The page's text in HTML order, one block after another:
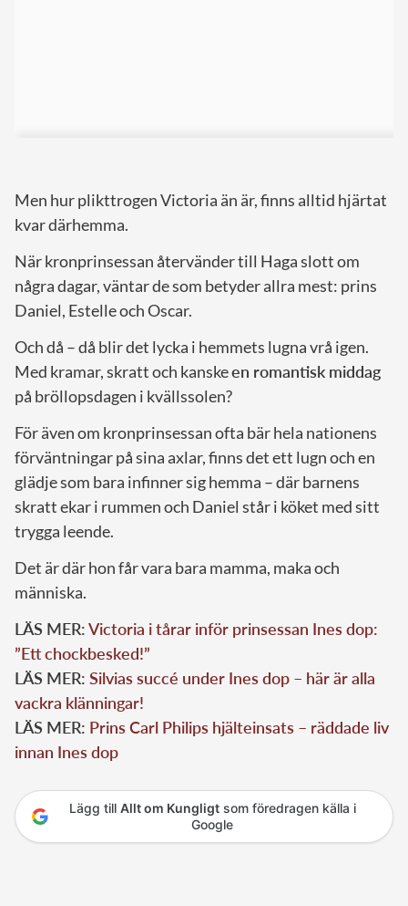
Men hur plikttrogen Victoria än är, finns alltid hjärtat
kvar därhemma.
När kronprinsessan återvänder till Haga slott om
några dagar, väntar de som betyder allra mest: prins
Daniel, Estelle och Oscar.
Och då – då blir det lycka i hemmets lugna vrå igen.
Med kramar, skratt och kanskeen romantisk middag
på bröllopsdagen i kvällssolen?
För även om kronprinsessan ofta bär hela nationens
förväntningar på sina axlar, finns det ett lugn och en
glädje som bara infinner sig hemma – där barnens
skratt ekar i rummen och Daniel står i köket med sitt
trygga leende.
Det är där hon får vara bara mamma, maka och
människa.
LÄS MER:Victoria i tårar inför prinsessan Ines dop:
”Ett chockbesked!”
LÄS MER: Silvias succé under Ines dop – här är alla
vackra klänningar!
LÄS MER: Prins Carl Philips hjälteinsats – räddade liv
innan Ines dop
Lägg till Allt om Kungligtsom föredragen källa i
Google